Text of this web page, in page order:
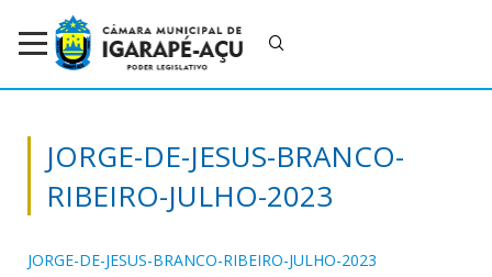
JORGE-DE-JESUS-BRANCO-
RIBEIRO-JULHO-2023
JORGE-DE-JESUS-BRANCO-RIBEIRO-JULHO-2023